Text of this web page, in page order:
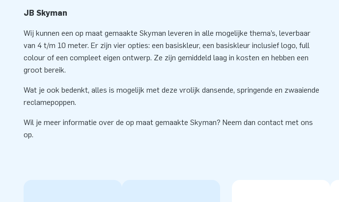
JB Skyman
Wij kunnen een op maat gemaakte Skyman leveren in alle mogelijke thema’s, leverbaar
van 4 t/m 10 meter. Er zijn vier opties: een basiskleur, een basiskleur inclusief logo, full
colour of een compleet eigen ontwerp. Ze zijn gemiddeld laag in kosten en hebben een
groot bereik.
Wat je ook bedenkt, alles is mogelijk met deze vrolijk dansende, springende en zwaaiende
reclamepoppen.
Wil je meer informatie over de op maat gemaakte Skyman? Neem dan contact met ons
op.